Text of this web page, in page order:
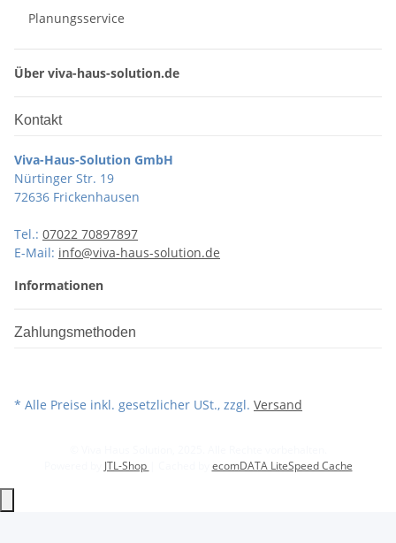
Planungsservice
Über viva-haus-solution.de
Kontakt
Viva-Haus-Solution GmbH
Nürtinger Str. 19
72636 Frickenhausen
Tel.: 07022 70897897
E-Mail: info@viva-haus-solution.de
Informationen
Zahlungsmethoden
* Alle Preise inkl. gesetzlicher USt., zzgl. Versand
JTL-Shop ecomDATA LiteSpeed Cache